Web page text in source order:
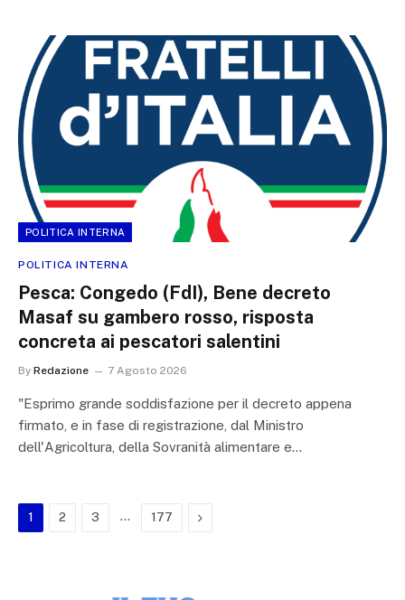
POLITICA INTERNA
POLITICA INTERNA
Pesca: Congedo (FdI), Bene decreto
Masaf su gambero rosso, risposta
concreta ai pescatori salentini
By Redazione 7 Agosto 2026
"Esprimo grande soddisfazione per il decreto appena
firmato, e in fase di registrazione, dal Ministro
dell'Agricoltura, della Sovranità alimentare e…
1 2 3 … 177 Next